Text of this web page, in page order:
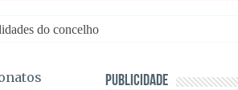
PUBLICIDADE